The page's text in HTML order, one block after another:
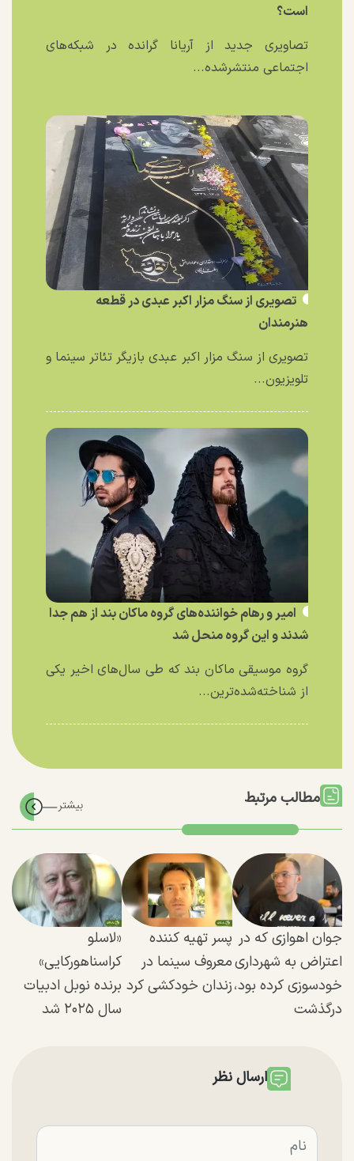
است؟
تصاویری جدید از آریانا گرانده در شبکه‌های
اجتماعی منتشرشده...
تصویری از سنگ مزار اکبر عبدی در قطعه
هنرمندان
تصویری از سنگ مزار اکبر عبدی بازیگر تئاتر سینما و
تلویزیون...
امیر و رهام خواننده‌های گروه ماکان بند از هم جدا
شدند و این گروه منحل شد
گروه موسیقی ماکان بند که طی سال‌های اخیر یکی
از شناخته‌شده‌ترین...
مطالب مرتبط
جوان اهوازی که در
اعتراض به شهرداری
خودسوزی کرده بود،
درگذشت
پسر تهیه کننده
معروف سینما در
زندان خودکشی کرد
«لاسلو
کراسناهورکایی»
برنده نوبل ادبیات
سال ۲۰۲۵ شد
ارسال نظر